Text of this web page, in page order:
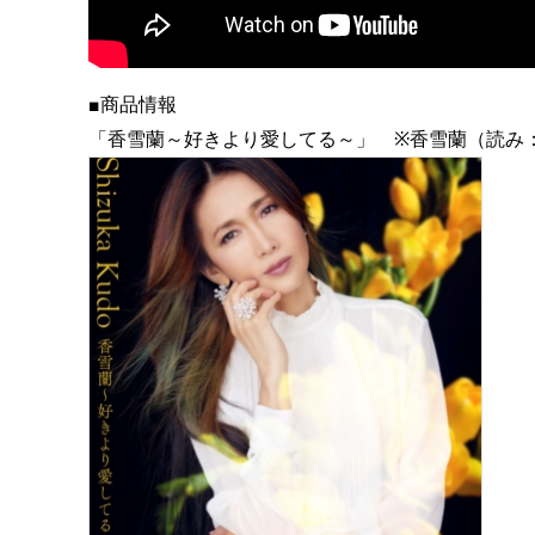
■商品情報
「香雪蘭～好きより愛してる～」 ※香雪蘭（読み